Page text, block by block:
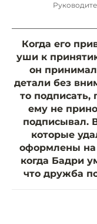
Когда его
уши к
он
детали без
то подписать,
ему не
подписывал.
которые
оформлены
когда Бадри
что дружба